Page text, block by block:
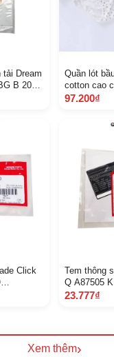
Dream
B 20
Quần lót
cotton cao
97.200₫
Click
Tem thông
Q A87505
23.777₫
Xem thêm›